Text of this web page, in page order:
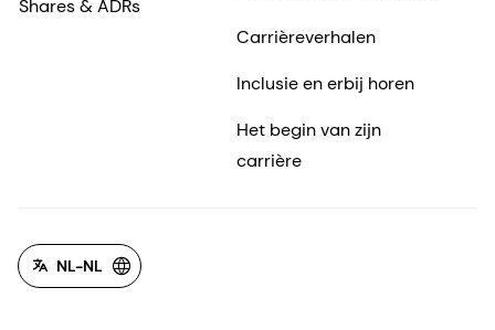
Shares & ADRs
Carrièreverhalen
Inclusie en erbij horen
Het begin van zijn
carrière
NL-NL